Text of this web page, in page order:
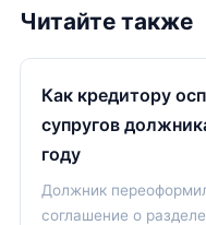
Читайте также
Как кредитору
супругов
году
Должник
соглашение о